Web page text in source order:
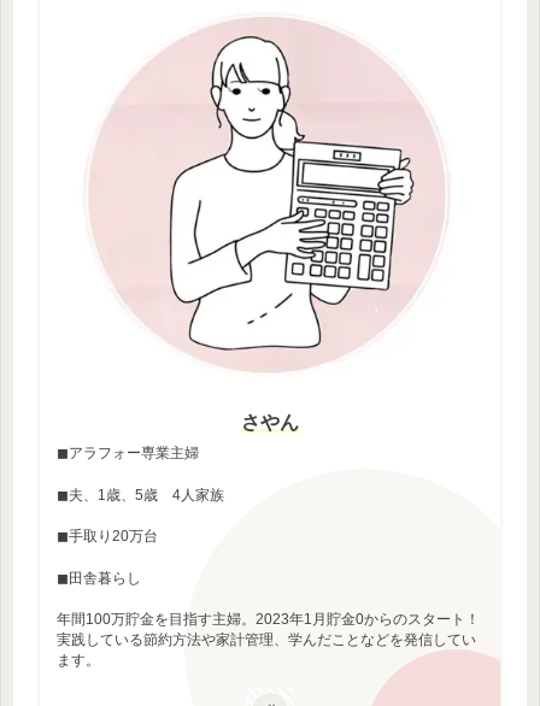
さやん
◼︎アラフォー専業主婦
◼︎夫、1歳、5歳 4人家族
◼︎手取り20万台
◼︎田舎暮らし
年間100万貯金を目指す主婦。2023年1月貯金0からのスタート！
実践している節約方法や家計管理、学んだことなどを発信してい
ます。